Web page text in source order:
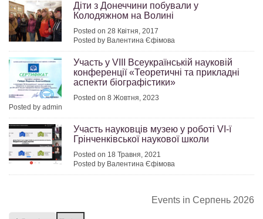
Діти з Донеччини побували у
Колодяжном на Волині
Posted on 28 Квітня, 2017
Posted by Валентина Єфімова
Участь у VІІІ Всеукраїнській науковій
конференції «Теоретичні та прикладні
аспекти біографістики»
Posted on 8 Жовтня, 2023
Posted by admin
Участь науковців музею у роботі VI-ї
Грінченківської наукової школи
Posted on 18 Травня, 2021
Posted by Валентина Єфімова
Events in Серпень 2026